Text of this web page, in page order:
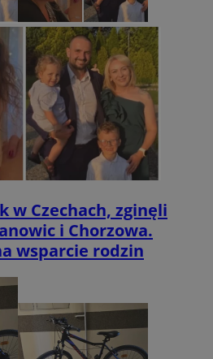
w Czechach, zginęli
i Chorzowa.
wsparcie rodzin